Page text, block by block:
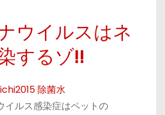
ウイルスはネ
するゾ!!
除菌水
イルス感染症はペットの